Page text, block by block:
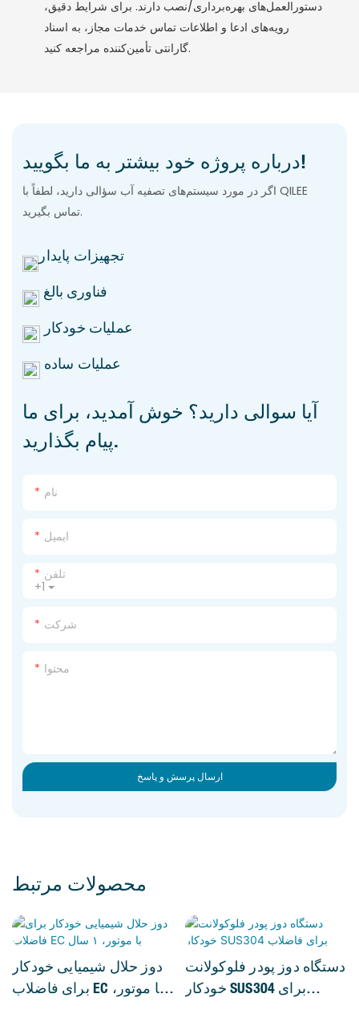
دستورالعمل‌های بهره‌برداری/نصب دارند. برای شرایط دقیق،
رویه‌های ادعا و اطلاعات تماس خدمات مجاز، به اسناد
گارانتی تأمین‌کننده مراجعه کنید.
درباره پروژه خود بیشتر به ما بگویید!
اگر در مورد سیستم‌های تصفیه آب سؤالی دارید، لطفاً با QILEE
تماس بگیرید.
تجهیزات پایدار
فناوری بالغ
عملیات خودکار
عملیات ساده
آیا سوالی دارید؟ خوش آمدید، برای ما
پیام بگذارید.
نام
ایمیل
+1
تلفن
شرکت
محتوا
ارسال پرسش و پاسخ
محصولات مرتبط
دوز حلال شیمیایی خودکار
برای فاضلاب EC با موتور،
دستگاه دوز پودر فلوکولانت
خودکار SUS304 برای